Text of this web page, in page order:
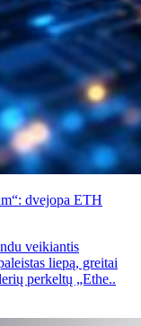
dvejopa ETH
veikiantis
liepą, greitai
perkeltų „Ethe..